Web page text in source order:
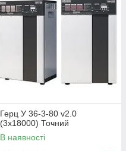
Герц У 36-3-80 v2.0
(3х18000) Точний
В наявності